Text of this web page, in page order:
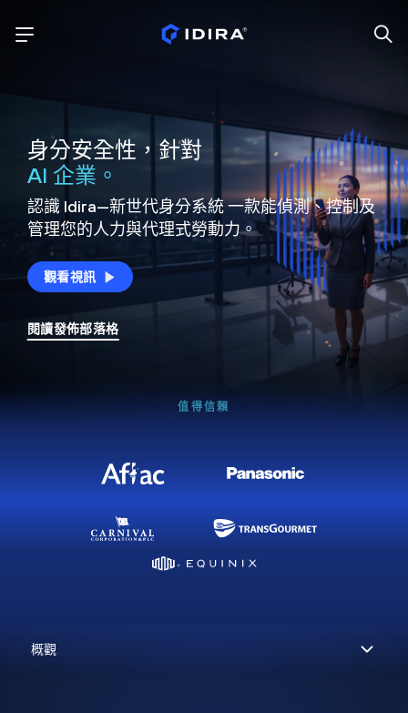
身分安全性，針對
AI 企業。
認識 Idira—新世代身分系統一款能偵測、控制及
管理您的人力與代理式勞動力。
觀看視訊
閱讀發佈部落格
值得信賴